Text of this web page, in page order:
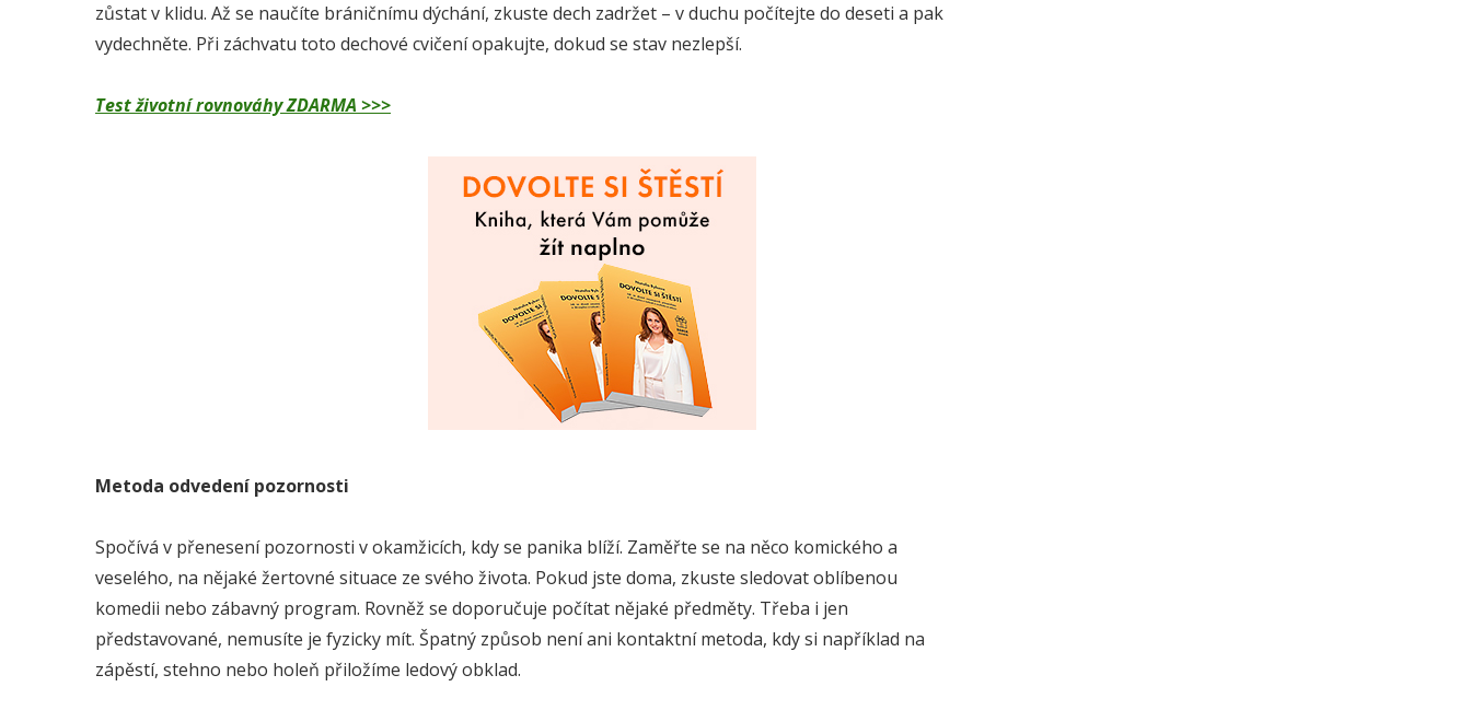
zůstat v klidu. Až se naučíte bráničnímu dýchání, zkuste dech zadržet – v duchu počítejte do deseti a pak
vydechněte. Při záchvatu toto dechové cvičení opakujte, dokud se stav nezlepší.
Test životní rovnováhy ZDARMA >>>
Metoda odvedení pozornosti
Spočívá v přenesení pozornosti v okamžicích, kdy se panika blíží. Zaměřte se na něco komického a
veselého, na nějaké žertovné situace ze svého života. Pokud jste doma, zkuste sledovat oblíbenou
komedii nebo zábavný program. Rovněž se doporučuje počítat nějaké předměty. Třeba i jen
představované, nemusíte je fyzicky mít. Špatný způsob není ani kontaktní metoda, kdy si například na
zápěstí, stehno nebo holeň přiložíme ledový obklad.